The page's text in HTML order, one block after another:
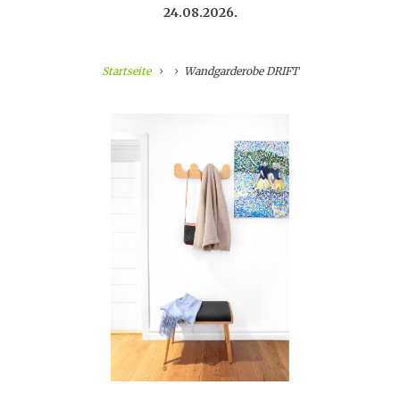
24.08.2026.
Startseite Wandgarderobe DRIFT